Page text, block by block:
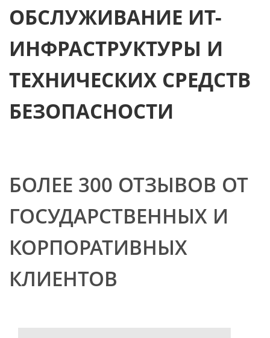
ОБСЛУЖИВАНИЕ ИТ-
ИНФРАСТРУКТУРЫ И
ТЕХНИЧЕСКИХ СРЕДСТВ
БЕЗОПАСНОСТИ
БОЛЕЕ 300 ОТЗЫВОВ ОТ
ГОСУДАРСТВЕННЫХ И
КОРПОРАТИВНЫХ
КЛИЕНТОВ